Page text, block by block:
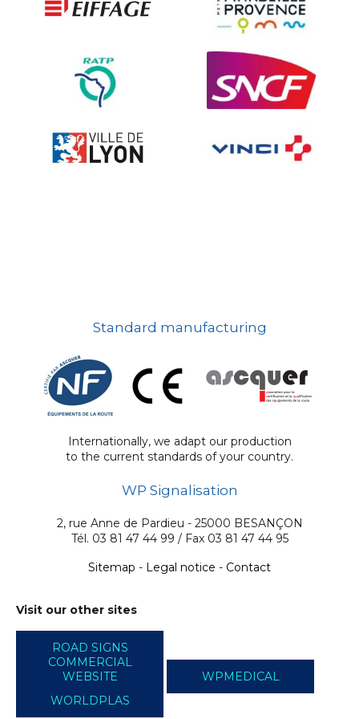
Ville fleurie, village fleuri
On-board road signs
Standard manufacturing
Internationally, we adapt our production
to the current standards of your country.
WP Signalisation
2, rue Anne de Pardieu - 25000 BESANÇON
Tél. 03 81 47 44 99 / Fax 03 81 47 44 95
Sitemap - Legal notice - Contact
Visit our other sites
ROAD SIGNS
COMMERCIAL
WEBSITE
WPMEDICAL
WORLDPLAS